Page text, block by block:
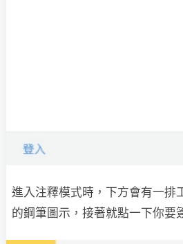
進入注釋模式時，下方會有一排
的鋼筆圖示，接著就點一下你要